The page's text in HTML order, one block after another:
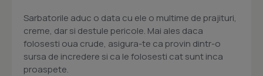
Sarbatorile aduc o data cu ele o multime de prajituri,
creme, dar si destule pericole. Mai ales daca
folosesti oua crude, asigura-te ca provin dintr-o
sursa de incredere si ca le folosesti cat sunt inca
proaspete.